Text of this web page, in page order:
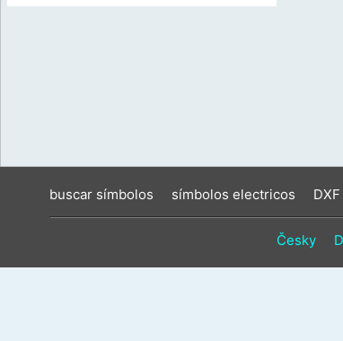
buscar símbolos símbolos electricos
Česky